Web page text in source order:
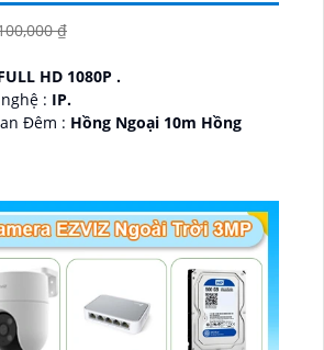
₫
HD 1080P .
🕉️ Tích hợp công nghệ : IP.
❂ Khoảng Cách Ban Đêm : Hồng Ngoại 10m Hồng